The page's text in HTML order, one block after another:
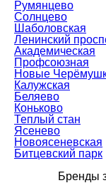
Румянцево
Солнцево
Шаболовская
Ленинский
Академическая
Профсоюзная
Новые
Калужская
Беляево
Коньково
Теплый стан
Ясенево
Новоясеневская
Битцевский парк
Бренды